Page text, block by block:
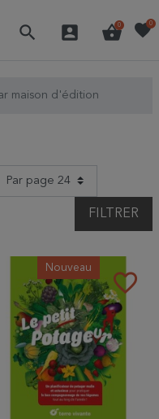
search account_box shopping_basket
0 favorite0
maison d'édition
FILTRER
favorite_border
Nouveau